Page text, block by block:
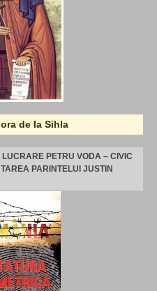
de la Sihla
PETRU VODA – CIVIC
PARINTELUI JUSTIN